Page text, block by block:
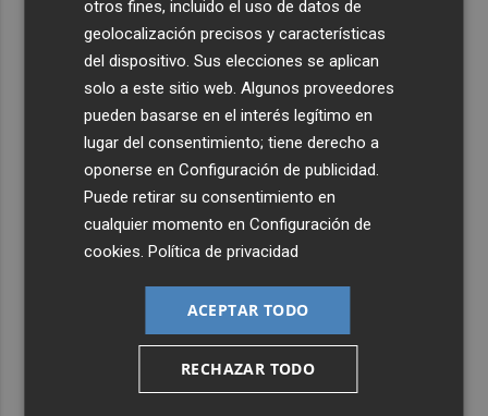
otros fines, incluido el uso de datos de
geolocalización precisos y características
del dispositivo. Sus elecciones se aplican
solo a este sitio web. Algunos proveedores
pueden basarse en el interés legítimo en
lugar del consentimiento; tiene derecho a
oponerse enConfiguración de publicidad
Puede retirar su consentimiento en
cualquier momento enConfiguración de
cookies .Política de privacidad
ACEPTAR TODO
RECHAZAR TODO